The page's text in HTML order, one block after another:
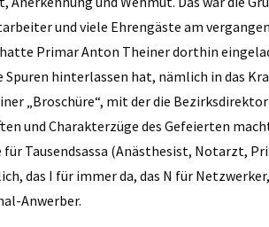
und viele Ehrengäste am
Primar Anton Theiner dorthin
hinterlassen hat, nämlich in das
„Broschüre“, mit der die
und Charakterzüge des Gefeierten
für Tausendsassa (Anästhesist, Notarzt,
das I für immer da, das N für
Anwerber.